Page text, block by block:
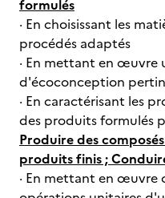
formulés
· En choisissant les
procédés adaptés
· En mettant en œuvre
d'écoconception
· En caractérisant les
des produits formulés
Produire des
produits finis ;
· En mettant en œuvre